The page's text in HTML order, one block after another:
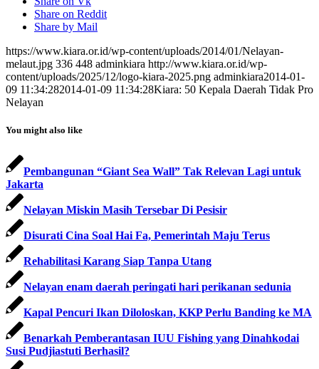
Share on Reddit
Share by Mail
https://www.kiara.or.id/wp-content/uploads/2014/01/Nelayan-
melaut.jpg 336 448 adminkiara http://www.kiara.or.id/wp-
content/uploads/2025/12/logo-kiara-2025.png adminkiara2014-01-
09 11:34:282014-01-09 11:34:28Kiara: 50 Kepala Daerah Tidak Pro
Nelayan
You might also like
Pembangunan “Giant Sea Wall” Tak Relevan Lagi untuk
Jakarta
Nelayan Miskin Masih Tersebar Di Pesisir
Disurati Cina Soal Hai Fa, Pemerintah Maju Terus
Rehabilitasi Karang Siap Tanpa Utang
Nelayan enam daerah peringati hari perikanan sedunia
Kapal Pencuri Ikan Diloloskan, KKP Perlu Banding ke MA
Benarkah Pemberantasan IUU Fishing yang Dinahkodai
Susi Pudjiastuti Berhasil?